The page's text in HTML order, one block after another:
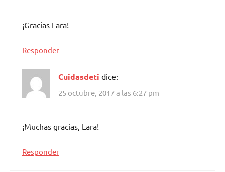
¡Gracias Lara!
Responder
Cuidasdeti dice:
25 octubre, 2017 a las 6:27 pm
¡Muchas gracias, Lara!
Responder